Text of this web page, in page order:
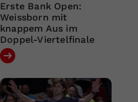
Erste Bank Open:
Weissborn mit
knappem Aus im
Doppel-Viertelfinale